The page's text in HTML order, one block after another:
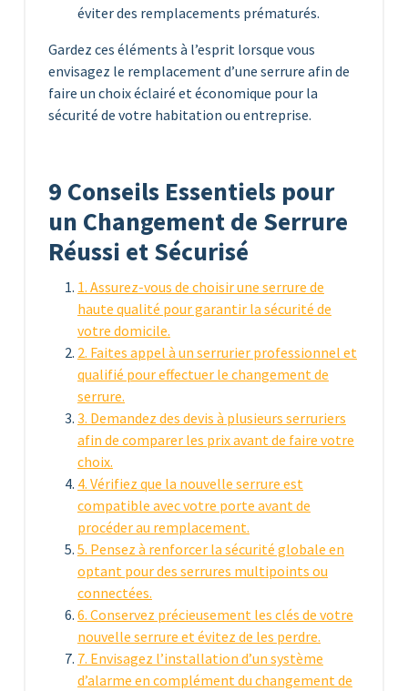
éviter des remplacements prématurés.
Gardez ces éléments à l’esprit lorsque vous
envisagez le remplacement d’une serrure afin de
faire un choix éclairé et économique pour la
sécurité de votre habitation ou entreprise.
9 Conseils Essentiels pour
un Changement de Serrure
Réussi et Sécurisé
1. Assurez-vous de choisir une serrure de
haute qualité pour garantir la sécurité de
votre domicile.
2. Faites appel à un serrurier professionnel et
qualifié pour effectuer le changement de
serrure.
3. Demandez des devis à plusieurs serruriers
afin de comparer les prix avant de faire votre
choix.
4. Vérifiez que la nouvelle serrure est
compatible avec votre porte avant de
procéder au remplacement.
5. Pensez à renforcer la sécurité globale en
optant pour des serrures multipoints ou
connectées.
6. Conservez précieusement les clés de votre
nouvelle serrure et évitez de les perdre.
7. Envisagez l’installation d’un système
d’alarme en complément du changement de